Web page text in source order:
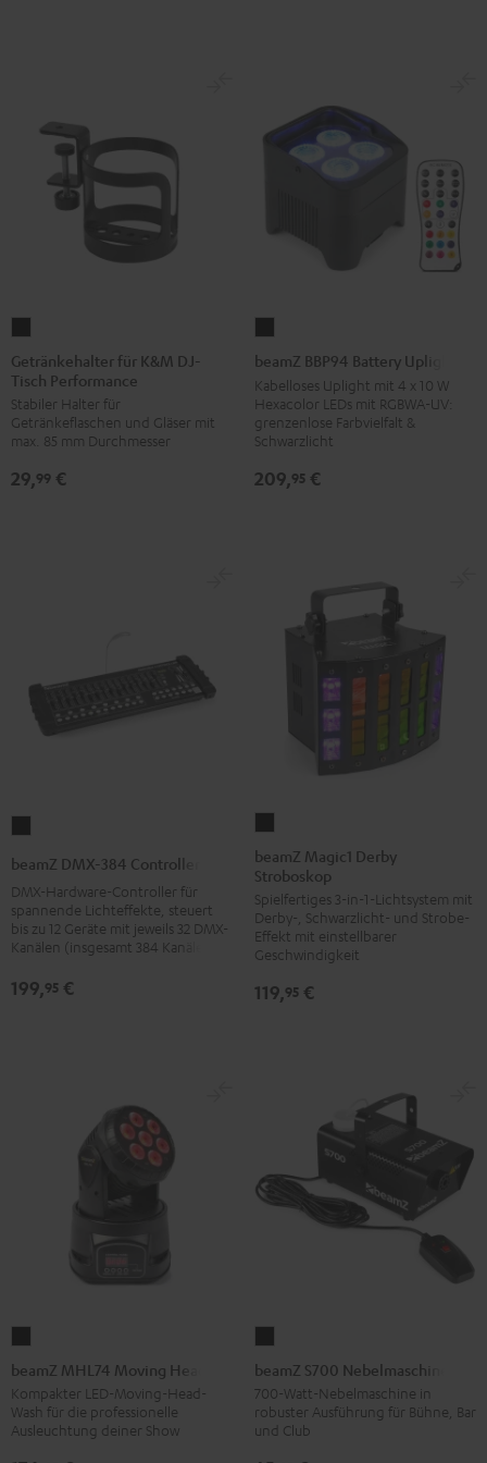
für
K&M
DJ-
Tisch
Schwarz
Getränkehalter für K&M DJ-
Tisch Performance
Stabiler Halter für
Getränkeflaschen und Gläser mit
max. 85 mm Durchmesser
29,99 €
BBP94
Battery
Uplight
Schwarz
beamZ BBP94 Battery Uplight
Kabelloses Uplight mit 4 x 10 W
Hexacolor LEDs mit RGBWA-UV:
grenzenlose Farbvielfalt &
Schwarzlicht
209,95 €
Controller
Schwarz
beamZ DMX-384 Controller
DMX-Hardware-Controller für
spannende Lichteffekte, steuert
bis zu 12 Geräte mit jeweils 32 DMX-
Kanälen (insgesamt 384 Kanäle)
199,95 €
Magic1
Derby
Stroboskop
Schwarz
beamZ Magic1 Derby
Stroboskop
Spielfertiges 3-in-1-Lichtsystem mit
Derby-, Schwarzlicht- und Strobe-
Effekt mit einstellbarer
Geschwindigkeit
119,95 €
MHL74
Moving
Head
Schwarz
beamZ MHL74 Moving Head
Kompakter LED-Moving-Head-
Wash für die professionelle
Ausleuchtung deiner Show
S700
Nebelmaschine
Schwarz
beamZ S700 Nebelmaschine
700-Watt-Nebelmaschine in
robuster Ausführung für Bühne, Bar
und Club